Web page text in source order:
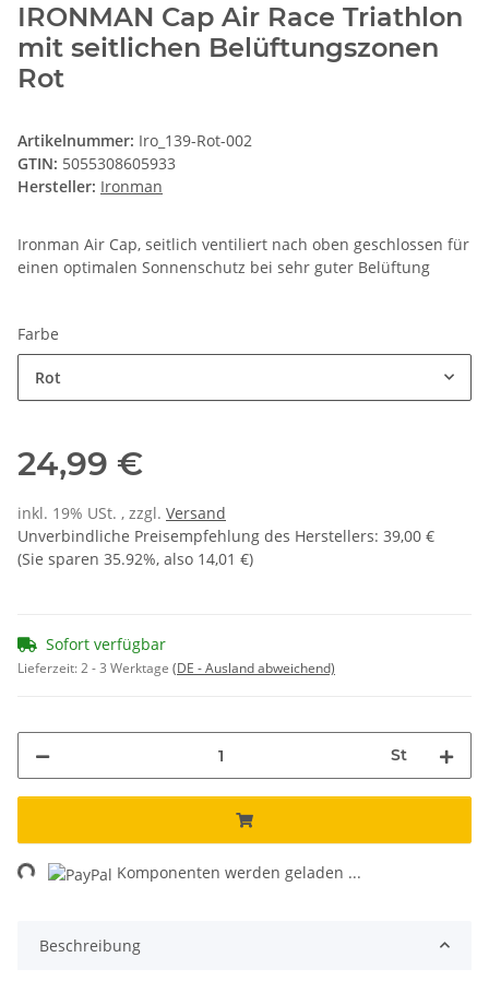
IRONMAN Cap Air Race Triathlon
mit seitlichen Belüftungszonen
Rot
Artikelnummer: Iro_139-Rot-002
GTIN: 5055308605933
Hersteller: Ironman
Ironman Air Cap, seitlich ventiliert nach oben geschlossen für
einen optimalen Sonnenschutz bei sehr guter Belüftung
Farbe
Rot
24,99 €
inkl. 19% USt. , zzgl. Versand
Unverbindliche Preisempfehlung des Herstellers: 39,00 €
(Sie sparen 35.92%, also 14,01 €)
Sofort verfügbar
Lieferzeit:2 - 3 Werktage (DE - Ausland abweichend)
St
Komponenten werden geladen ...
Beschreibung